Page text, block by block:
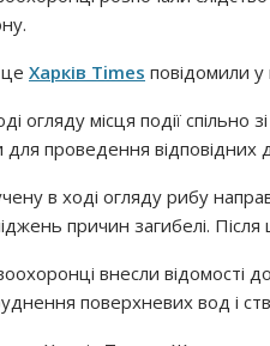
Харків Times повідомили у
огляду місця події спільно
для проведення відповідних
в ході огляду рибу
причин загибелі.
внесли
поверхневих вод і